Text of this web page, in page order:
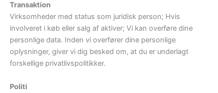
Transaktion
Virksomheder med status som juridisk person; Hvis
involveret i køb eller salg af aktiver; Vi kan overføre dine
personlige data. Inden vi overfører dine personlige
oplysninger, giver vi dig besked om, at du er underlagt
forskellige privatlivspolitikker.
Politi